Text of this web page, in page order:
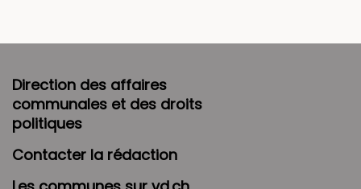
Direction des affaires
communales et des droits
politiques
Contacter la rédaction